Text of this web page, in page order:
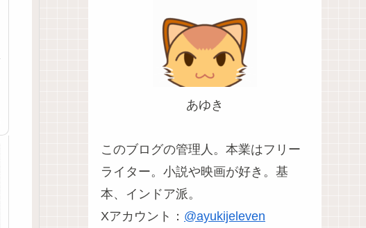
あゆき
このブログの管理人。本業はフリー
ライター。小説や映画が好き。基
本、インドア派。
Xアカウント： @ayukijeleven